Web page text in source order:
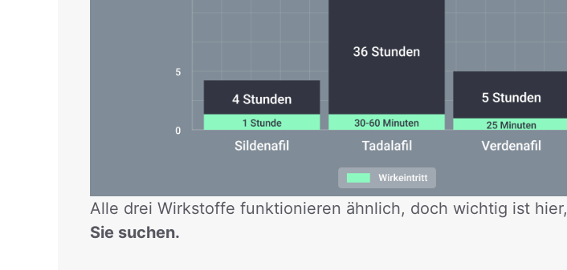
Alle drei Wirkstoffe funktionieren ähnlich, doch wichtig ist hier,
Sie suchen.